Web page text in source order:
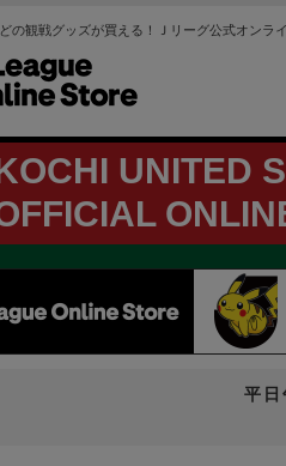
の観戦グッズが買える！Ｊリーグ公式オンラ
UNITED
平日